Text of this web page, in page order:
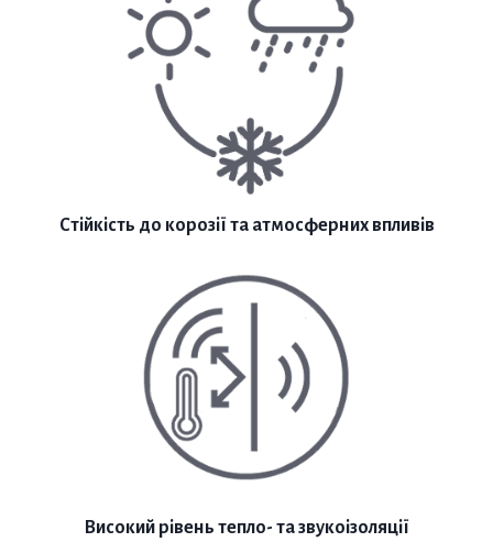
Стійкість до корозії та атмосферних впливів
Високий рівень тепло- та звукоізоляції